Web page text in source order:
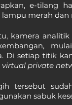
e-tilang
merah
kamera
Di setiap titik
virtual private
sabuk